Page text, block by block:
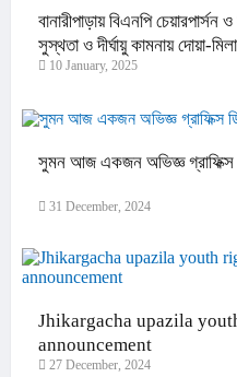
বানারীপাড়ায় বিএনপি চেয়ারপার্সন
সুস্থতা ও দীর্ঘায়ু কামনায় দোয়া-
10 January, 2025
সুমন আজ একজন অভিজ্ঞ গ্রাফিক্স
31 December, 2024
Jhikargacha upazila
announcement
27 December, 2024